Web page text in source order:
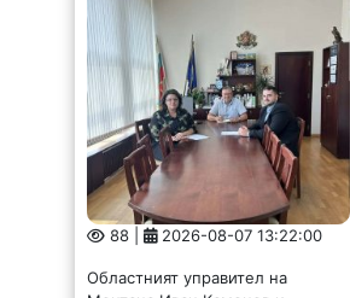
88 | 2026-08-07 13:22:00
Областният управител на
заместник областният управител